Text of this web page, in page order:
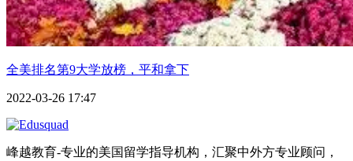
全美排名第9大学放榜，平和拿下
2022-03-26 17:47
峰越教育-专业的美国留学指导机构，汇聚中外方专业顾问，